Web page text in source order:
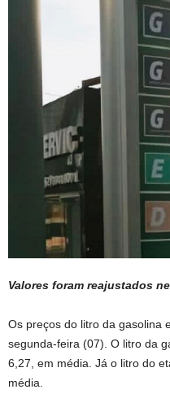
Valores foram reajustados
Os preços do litro da gasolina
segunda-feira (07). O litro da
6,27, em média. Já o litro do
média.